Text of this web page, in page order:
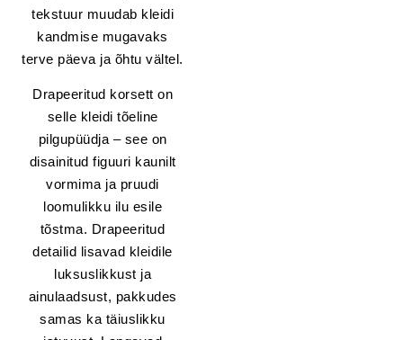
tekstuur muudab kleidi
kandmise mugavaks
terve päeva ja õhtu vältel.
Drapeeritud korsett on
selle kleidi tõeline
pilgupüüdja – see on
disainitud figuuri kaunilt
vormima ja pruudi
loomulikku ilu esile
tõstma. Drapeeritud
detailid lisavad kleidile
luksuslikkust ja
ainulaadsust, pakkudes
samas ka täiuslikku